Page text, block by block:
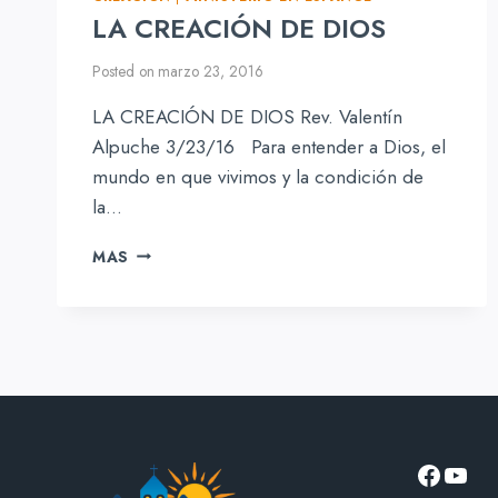
Y
SEMEJANZA
LA CREACIÓN DE DIOS
Posted on marzo 23, 2016
LA CREACIÓN DE DIOS Rev. Valentín
Alpuche 3/23/16 Para entender a Dios, el
mundo en que vivimos y la condición de
la…
MAS LA